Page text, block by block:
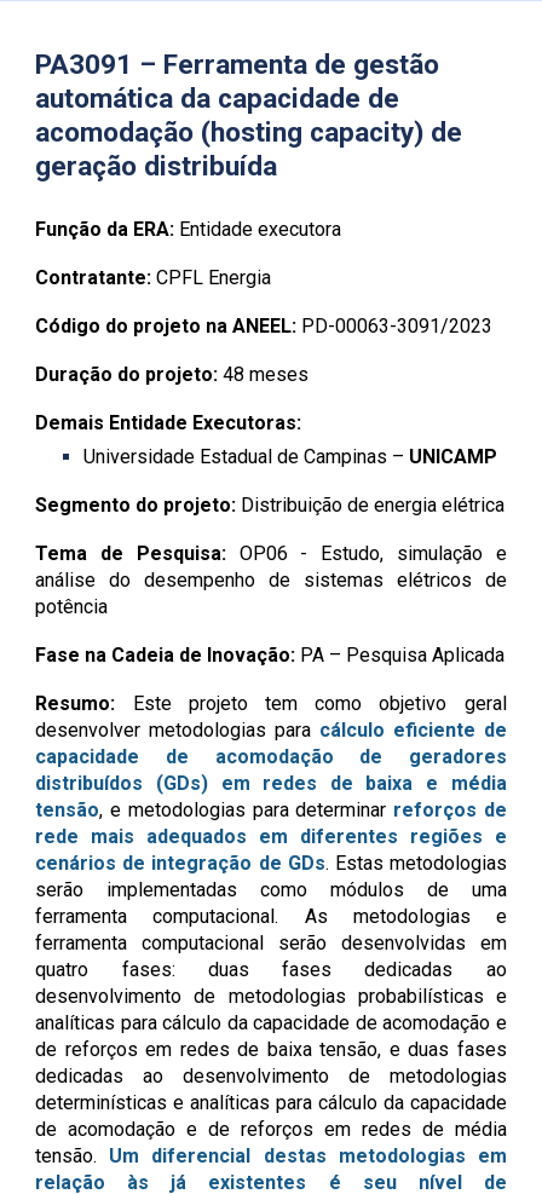
PA3091 – Ferramenta de gestão
automática da capacidade de
acomodação (hosting capacity) de
geração distribuída
Função da ERA: Entidade executora
Contratante: CPFL Energia
Código do projeto na ANEEL: PD-00063-3091/2023
Duração do projeto:48 meses
Demais Entidade Executoras:
Universidade Estadual de Campinas – UNICAMP
Segmento do projeto: Distribuição de energia elétrica
Tema de Pesquisa:OP06 - Estudo, simulação e
análise do desempenho de sistemas elétricos de
potência
Fase na Cadeia de Inovação: PA – Pesquisa Aplicada
Resumo:
Este projeto tem como objetivo geral
desenvolvermetodologias para cálculo eficiente de
capacidade de acomodação de geradores
distribuídos (GDs) em redes de baixa e média
tensão, e metodologias para determinar reforços de
rede mais adequados em diferentes regiões e
cenários de integração de GDs. Estas metodologias
serão implementadas como módulos de uma
ferramenta computacional. As metodologias e
ferramenta computacional serão desenvolvidas em
quatro fases: duas fases dedicadas ao
desenvolvimento de metodologias probabilísticas e
analíticas para cálculo da capacidade de acomodação e
de reforços em redes de baixa tensão, e duas fases
dedicadas ao desenvolvimento de metodologias
determinísticas e analíticas para cálculo da capacidade
de acomodação e de reforços em redes de média
tensão. Um diferencial destas metodologias em
relação às já existentes é seu nível de